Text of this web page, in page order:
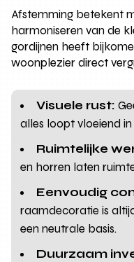
Afstemming betekent
harmoniseren van de
gordijnen heeft
woonplezier direct
Visuele rust:
alles loopt vloeiend
Ruimtelijke
en horren laten
Eenvoudig
raamdecoratie is
een neutrale basis.
Duurzaam